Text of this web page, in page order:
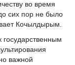
во время
сих пор не было
Кочылдырым.
государственным
важной